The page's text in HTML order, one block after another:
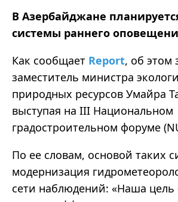
В Азербайджане
системы раннего
Как сообщает Report, об этом
заместитель министра
природных ресурсов Умайра
выступая на III Национальном
градостроительном форуме
По ее словам, основой таких
модернизация
сети наблюдений: «Наша цель